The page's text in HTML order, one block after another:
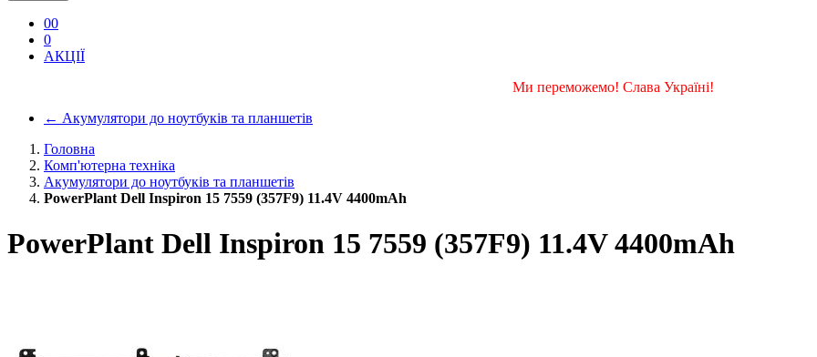
00
0
АКЦІЇ
Ми переможемо! Слава Україні!
← Акумулятори до ноутбуків та планшетів
Головна
Комп'ютерна техніка
Акумулятори до ноутбуків та планшетів
PowerPlant Dell Inspiron 15 7559 (357F9) 11.4V 4400mAh
PowerPlant Dell Inspiron 15 7559 (357F9) 11.4V 4400mAh